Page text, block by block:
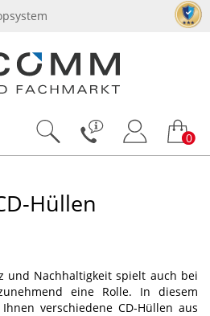
0
Hüllen
und Nachhaltigkeit spielt auch bei
eine Rolle. In diesem
verschiedene CD-Hüllen aus